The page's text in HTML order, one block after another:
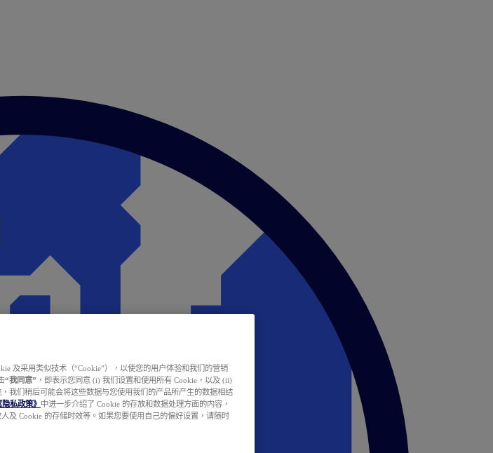
及采用类似技术（“Cookie”），以使您的用户体验和我们的营销
“我同意” ，即表示您同意 (i) 我们设置和使用所有 Cookie，以及 (ii)
我们稍后可能会将这些数据与您使用我们的产品所产生的数据相结
隐私政策》 中进一步介绍了 Cookie 的存放和数据处理方面的内容，
及 Cookie 的存储时效等。如果您要使用自己的偏好设置，请随时